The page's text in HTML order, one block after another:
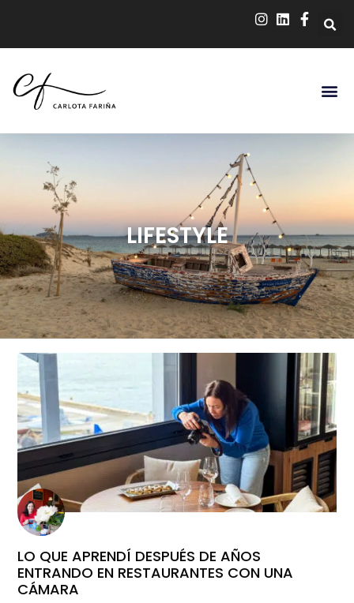
LIFESTYLE
LO QUE APRENDÍ DESPUÉS DE AÑOS
ENTRANDO EN RESTAURANTES CON UNA
CÁMARA